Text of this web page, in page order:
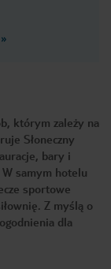
»
którym zależy na
Słoneczny
bary i
samym hotelu
sportowe
Z myślą o
dla